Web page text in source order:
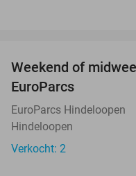
Weekend of
EuroParcs
EuroParcs Hindeloopen
Hindeloopen
Verkocht: 2